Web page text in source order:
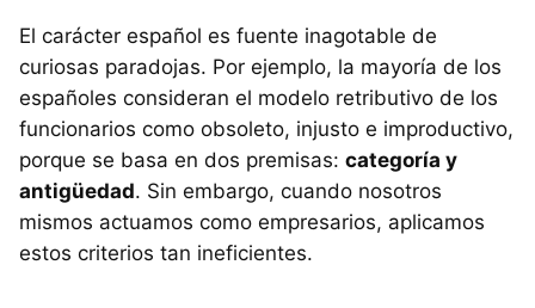
El carácter español es fuente inagotable de
curiosas paradojas. Por ejemplo, la mayoría de los
españoles consideran el modelo retributivo de los
funcionarios como obsoleto, injusto e improductivo,
porque se basa en dos premisas: categoría y
antigüedad. Sin embargo, cuando nosotros
mismos actuamos como empresarios, aplicamos
estos criterios tan ineficientes.